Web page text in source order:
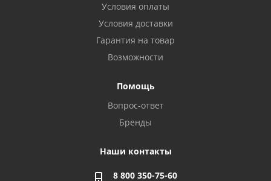
Условия оплаты
Условия доставки
Гарантия на товар
Возможности
Помощь
Вопрос-ответ
Бренды
Наши контакты
8 800 350-75-60